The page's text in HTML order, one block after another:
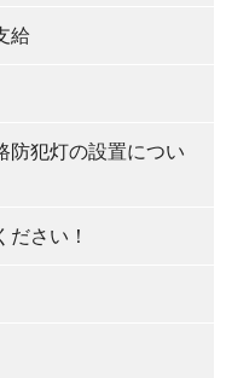
給
防犯灯の設置につい
さい！